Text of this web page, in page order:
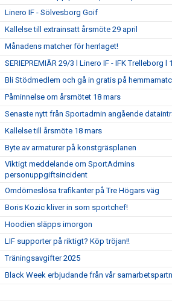
Linero IF - Sölvesborg Goif
Kallelse till extrainsatt årsmöte 29 april
Månadens matcher för herrlaget!
SERIEPREMIÄR 29/3 l Linero IF - IFK Trelleborg l
Bli Stödmedlem och gå in gratis på
Påminnelse om årsmötet 18 mars
Senaste nytt från Sportadmin angående
Kallelse till årsmöte 18 mars
Byte av armaturer på konstgräsplanen
Viktigt meddelande om SportAdmins
personuppgiftsincident
Omdömeslösa trafikanter på Tre Högars väg
Boris Kozic kliver in som sportchef!
Hoodien släpps imorgon
LIF supporter på riktigt? Köp tröjan!!
Träningsavgifter 2025
Black Week erbjudande från vår